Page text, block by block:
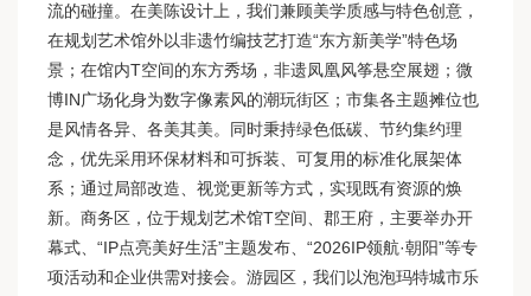
流的碰撞。在美陈设计上，我们兼顾美学质感与特色创意，
在规划艺术馆外以非遗竹编技艺打造“东方新美学”特色场
景；在馆内T空间的东方秀场，非遗凤凰风筝悬空展翅；微
博IN广场化身为数字像素风的潮玩街区；市集各主题摊位也
是风情各异、各美其美。同时秉持绿色低碳、节约集约理
念，优先采用环保材料和可拆装、可复用的标准化展架体
系；通过局部改造、视觉更新等方式，实现既有资源的焕
新。商务区，位于规划艺术馆T空间、郡王府，主要举办开
幕式、“IP点亮美好生活”主题发布、“2026IP领航·朝阳”等专
项活动和企业供需对接会。游园区，我们以泡泡玛特城市乐